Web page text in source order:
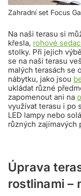
Zahradní set Focus
Na naši terasu si
křesla, rohové
stolky. Při jejich
se na naši terasu
malých terasách se
nábytku, jako jsou
ukládat různé
zapomenout ani na
využívat terasu i po
LED lampy nebo
různých zajímavých
Úprava
rostlinami –